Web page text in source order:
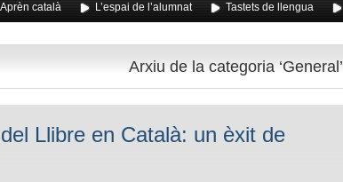
Aprèn català L’espai de l’alumnat Tastets de llengua
Arxiu de la categoria ‘General’
Llibre en Català: un èxit de